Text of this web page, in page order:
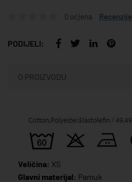
0 ocjena Recenzije
PODIJELI:
O PROIZVODU
Veličina: XS
Glavni materijal: Pamuk